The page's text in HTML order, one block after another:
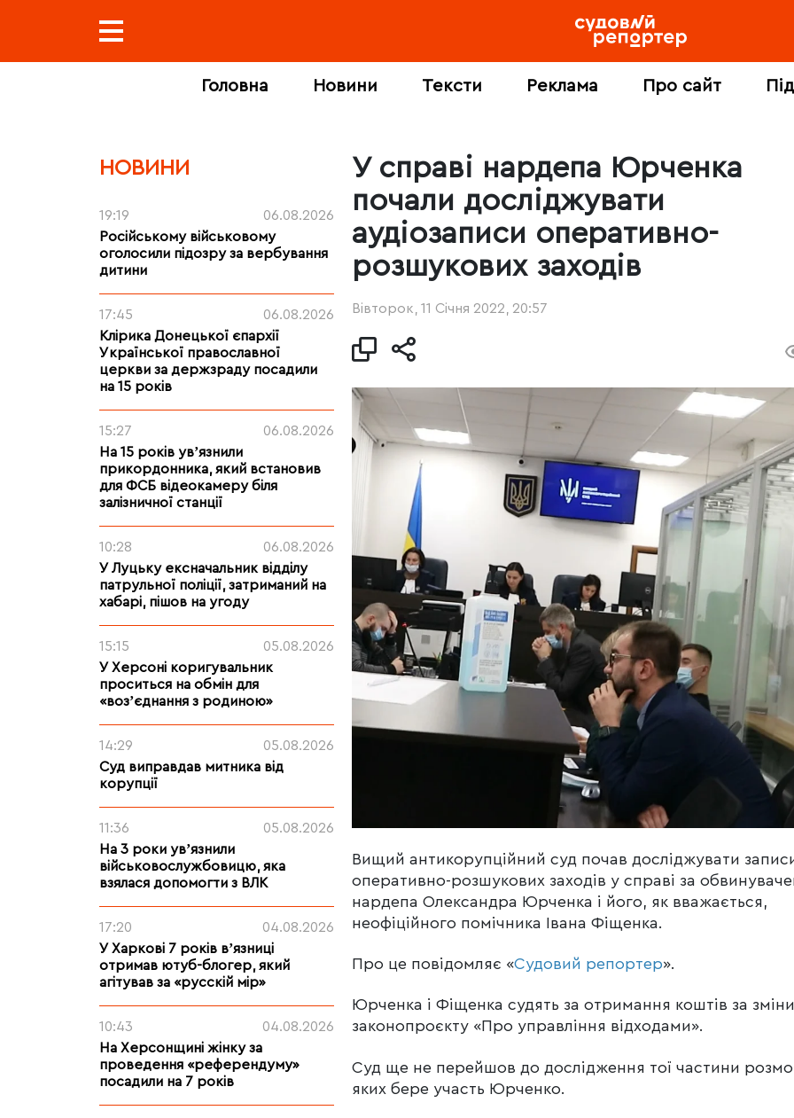
Головна Новини Тексти Реклама Про сайт
НОВИНИ
19:19
06.08.2026
Російському військовому
оголосили підозру за вербування
дитини
17:45
06.08.2026
Клірика Донецької єпархії
Української православної
церкви за держзраду посадили
на 15 років
15:27
06.08.2026
На 15 років увʼязнили
прикордонника, який встановив
для ФСБ відеокамеру біля
залізничної станції
10:28
06.08.2026
У Луцьку ексначальник відділу
патрульної поліції, затриманий на
хабарі, пішов на угоду
15:15
05.08.2026
У Херсоні коригувальник
проситься на обмін для
«возʼєднання з родиною»
14:29
05.08.2026
Суд виправдав митника від
корупції
11:36
05.08.2026
На 3 роки увʼязнили
військовослужбовицю, яка
взялася допомогти з ВЛК
17:20
04.08.2026
У Харкові 7 років вʼязниці
отримав ютуб-блогер, який
агітував за «русскій мір»
10:43
04.08.2026
На Херсонщині жінку за
проведення «референдуму»
посадили на 7 років
У справі нардепа Юрченка
почали досліджувати
аудіозаписи оперативно-
розшукових заходів
Вівторок, 11 Січня 2022, 20:57
Вищий антикорупційний суд почав досліджувати
оперативно-розшукових заходів у справі за
нардепа Олександра Юрченка і його, як вважається,
неофіційного помічника Івана Фіщенка.
Про це повідомляє «Судовий репортер».
Юрченка і Фіщенка судять за отримання коштів за
законопроєкту «Про управління відходами».
Суд ще не перейшов до дослідження тої частини
яких бере участь Юрченко.